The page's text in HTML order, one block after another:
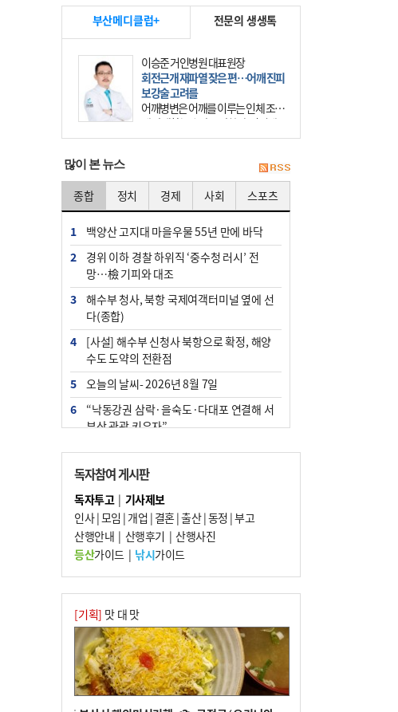
부산메디클럽+ 전문의 생생톡
이승준 거인병원 대표원장
회전근개 재파열 잦은 편…어깨 진피
보강술 고려를
어깨병변은 어깨를 이루는 인체 조직
에 발생하는 손상을 말한다. 여기에
는 오십견과 회전근개 증후군, 어깨
많이 본 뉴스
종합 정치 경제 사회 스포츠
1
백양산 고지대 마을우물 55년 만에 바닥
2
경위 이하 경찰 하위직 ‘중수청 러시’ 전
망…檢 기피와 대조
3
해수부 청사, 북항 국제여객터미널 옆에 선
다(종합)
4
[사설] 해수부 신청사 북항으로 확정, 해양
수도 도약의 전환점
5
오늘의 날씨- 2026년 8월 7일
6
“낙동강권 삼락·을숙도·다대포 연결해 서
부산 관광 키우자”
7
부울경 주말부터 비소식…‘극한 폭염’ 한풀
꺾일 듯
8
피란마을 67년 역사인데…전교생 24명 아
미초 통폐합 기로
9
외국인 선원 ‘인신매매 경유지’ 된 부산…
우려가 현실로
10 교육혁신선도지 공모 코앞인데…구·군 난
색에 교육청 ‘쩔쩔’
독자참여 게시판
독자투고| 기사제보
인사|모임 | 개업 | 결혼|출산|동정 |부고
산행안내 | 산행후기 | 산행사진
등산가이드| 낚시가이드
[기획] 맛 대 맛